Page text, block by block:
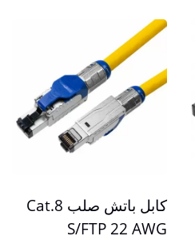
كابل باتش صلب Cat.8
S/FTP 22 AWG